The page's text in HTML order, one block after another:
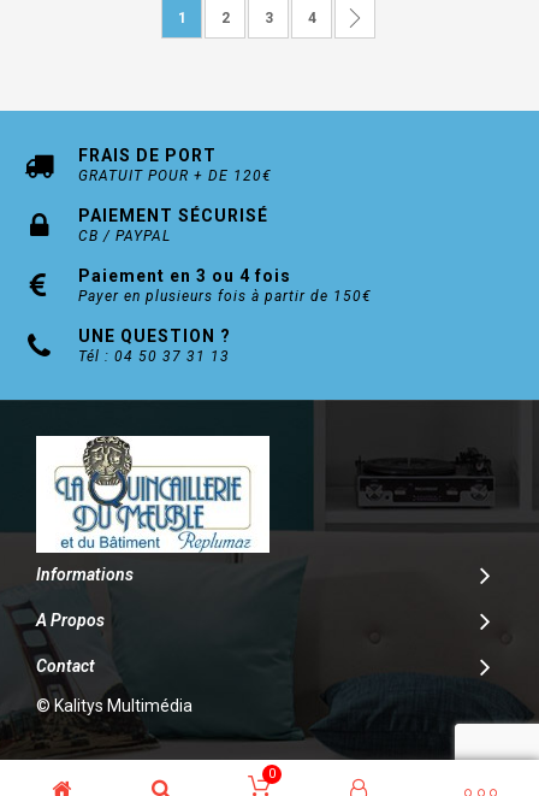
Vous lisez actuellement la page
1 Page
2 Page
3 Page
4
FRAIS DE PORT
GRATUIT POUR + DE 120€
PAIEMENT SÉCURISÉ
CB / PAYPAL
Paiement en 3 ou 4 fois
Payer en plusieurs fois à partir de 150€
UNE QUESTION ?
Tél : 04 50 37 31 13
Informations
A Propos
Contact
© Kalitys Multimédia
0